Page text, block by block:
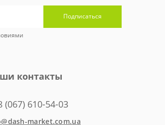
Подписаться
контакты
(067) 610-54-03
market.com.ua